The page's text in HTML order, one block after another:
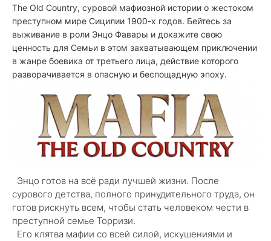
The Old Country, суровой мафиозной истории о жестоком
преступном мире Сицилии 1900-х годов. Бейтесь за
выживание в роли Энцо Фавары и докажите свою
ценность для Семьи в этом захватывающем приключении
в жанре боевика от третьего лица, действие которого
разворачивается в опасную и беспощадную эпоху.
Энцо готов на всё ради лучшей жизни. После
сурового детства, полного принудительного труда, он
готов рискнуть всем, чтобы стать человеком чести в
преступной семье Торризи.
Его клятва мафии со всей силой, искушениями и